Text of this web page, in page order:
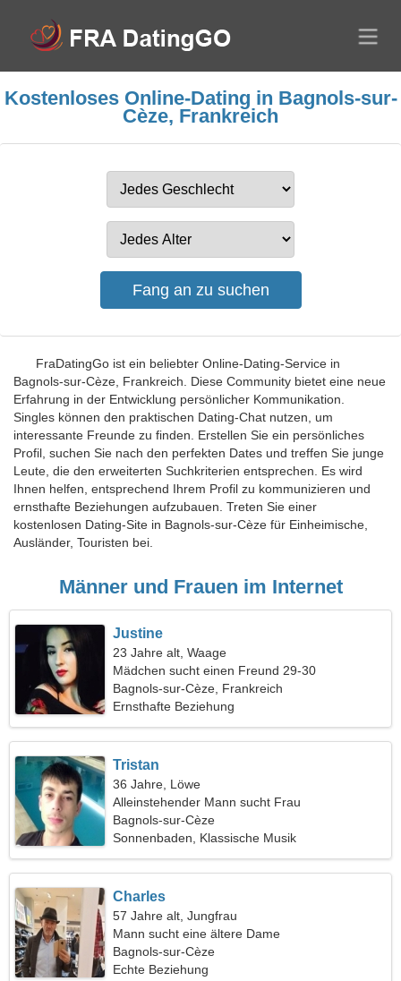
Kostenloses Online-Dating in Bagnols-sur-
Cèze, Frankreich
FraDatingGo ist ein beliebter Online-Dating-Service in
Bagnols-sur-Cèze, Frankreich. Diese Community bietet eine neue
Erfahrung in der Entwicklung persönlicher Kommunikation.
Singles können den praktischen Dating-Chat nutzen, um
interessante Freunde zu finden. Erstellen Sie ein persönliches
Profil, suchen Sie nach den perfekten Dates und treffen Sie junge
Leute, die den erweiterten Suchkriterien entsprechen. Es wird
Ihnen helfen, entsprechend Ihrem Profil zu kommunizieren und
ernsthafte Beziehungen aufzubauen. Treten Sie einer
kostenlosen Dating-Site in Bagnols-sur-Cèze für Einheimische,
Ausländer, Touristen bei.
Männer und Frauen im Internet
Justine
23 Jahre alt, Waage
Mädchen sucht einen Freund 29-30
Bagnols-sur-Cèze, Frankreich
Ernsthafte Beziehung
Tristan
36 Jahre, Löwe
Alleinstehender Mann sucht Frau
Bagnols-sur-Cèze
Sonnenbaden, Klassische Musik
Charles
57 Jahre alt, Jungfrau
Mann sucht eine ältere Dame
Bagnols-sur-Cèze
Echte Beziehung